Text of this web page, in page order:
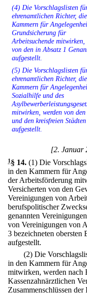
(4) Die Vorschlagslisten
ehrenamtlichen Richter,
Kammern für
Grundsicherung für
Arbeitsuchende mitwirken,
von den in Absatz 1
aufgestellt.
(5) Die Vorschlagslisten
ehrenamtlichen Richter,
Kammern für
Sozialhilfe und des
mitwirken, werden von den
und den kreisfreien Städten
aufgestellt.
[2. Januar
1§ 14. (1) Die
in den Kammern für
der Arbeitsförderung
Versicherten von den
Vereinigungen von
berufspolitischer
genannten
von Vereinigungen von
3 bezeichneten obersten
aufgestellt.
(2) Die
in den Kammern für
mitwirken, werden nach
Kassenzahnärztlichen
Zusammenschlüssen